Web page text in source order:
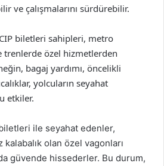
ve çalışmalarını sürdürebilir.
biletleri sahipleri, metro
trenlerde özel hizmetlerden
bagaj yardımı, öncelikli
yolcuların seyahat
etkiler.
ile seyahat edenler,
olan özel vagonları
güvende hissederler. Bu durum,